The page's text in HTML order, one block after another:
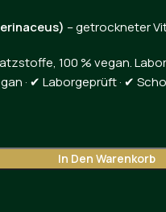
– getrockneter
100 % vegan.
· ✔ Laborgeprüft · ✔
In Den Warenkorb